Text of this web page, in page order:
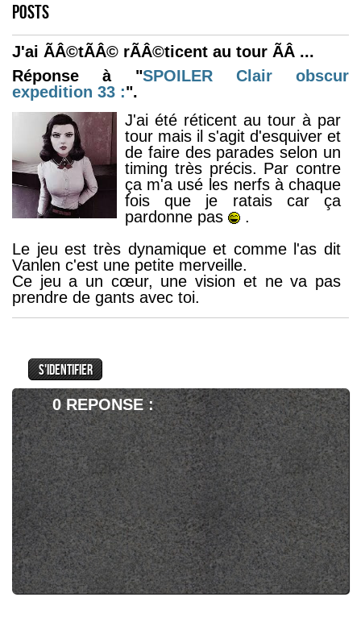
POSTS
J'ai ÃÂ©tÃÂ© rÃÂ©ticent au tour ÃÂ ...
Réponse à "SPOILER
Clair obscur
expedition 33 :".
J'ai été réticent au tour à par
tour mais il s'agit d'esquiver et
de faire des parades selon un
timing très précis. Par contre
ça m'a usé les nerfs à chaque
fois que je ratais car ça
pardonne pas
.
Le jeu est très dynamique et comme l'as dit
Vanlen c'est une petite merveille.
Ce jeu a un cœur, une vision et ne va pas
prendre de gants avec toi.
toutes ces firmes qui font des jeux "cahier
des charges" où l'on a fait perdre toute
créativité aux développeurs au profit de leurs
actionnaires.
Les critiques sentent bons !!...
Réponse à "Préparez-vous pour AlienEarth
: le pilote arrive ce mois d'août".
Les critiques sentent bons !!
0 REPONSE :